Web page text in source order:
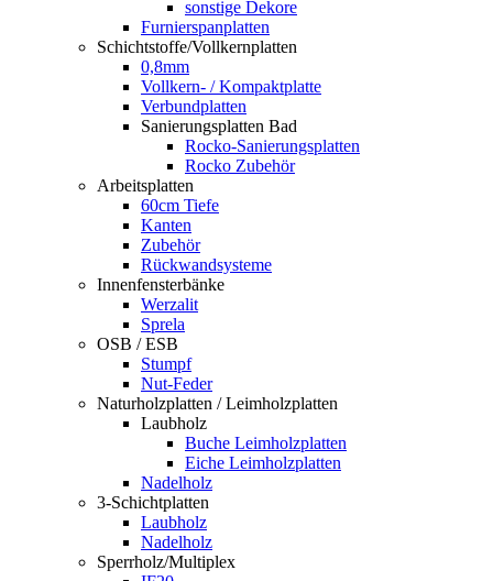
sonstige Dekore
Furnierspanplatten
Schichtstoffe/Vollkernplatten
0,8mm
Vollkern- / Kompaktplatte
Verbundplatten
Sanierungsplatten Bad
Rocko-Sanierungsplatten
Rocko Zubehör
Arbeitsplatten
60cm Tiefe
Kanten
Zubehör
Rückwandsysteme
Innenfensterbänke
Werzalit
Sprela
OSB / ESB
Stumpf
Nut-Feder
Naturholzplatten / Leimholzplatten
Laubholz
Buche Leimholzplatten
Eiche Leimholzplatten
Nadelholz
3-Schichtplatten
Laubholz
Nadelholz
Sperrholz/Multiplex